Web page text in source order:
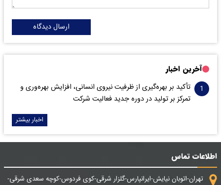
ارسال دیدگاه
آخرین اخبار
تأکید بر بهره‌گیری از ظرفیت نیروی انسانی، افزایش بهره‌وری و
تمرکز بر تولید در دوره جدید فعالیت شرکت
اخبار بیشتر
اطلاعات تماس
تهران-اتوبان نیایش-ایرانپارس-گلزار شرقی-کوی فردوس-کوچه سعدی شرقی-